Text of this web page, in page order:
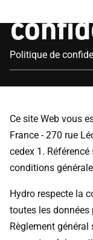
Politique de
Ce site Web vous
France - 270 rue
cedex 1.
conditions
Hydro respecte la
toutes les
Règlement général